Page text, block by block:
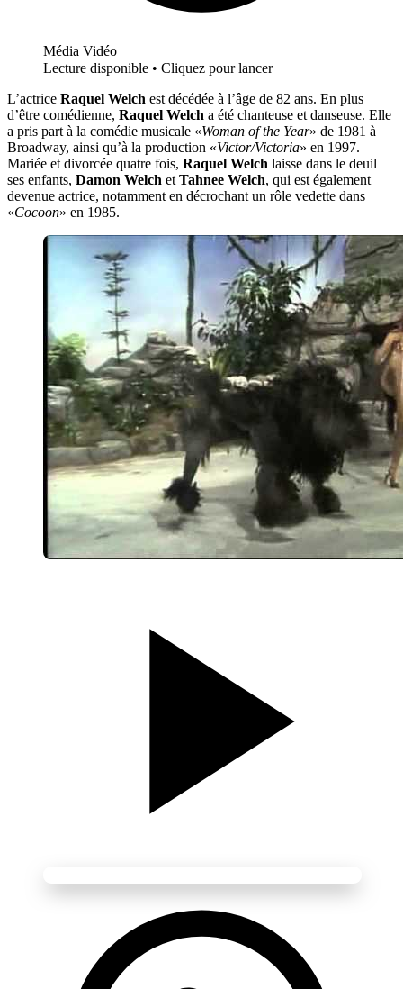
Média Vidéo
Lecture disponible • Cliquez pour lancer
L’actrice Raquel Welch est décédée à l’âge de 82 ans. En plus
d’être comédienne, Raquel Welch a été chanteuse et danseuse. Elle
a pris part à la comédie musicale «Woman of the Year» de 1981 à
Broadway, ainsi qu’à la production «Victor/Victoria» en 1997.
Mariée et divorcée quatre fois, Raquel Welch laisse dans le deuil
ses enfants, Damon Welch et Tahnee Welch, qui est également
devenue actrice, notamment en décrochant un rôle vedette dans
«Cocoon» en 1985.